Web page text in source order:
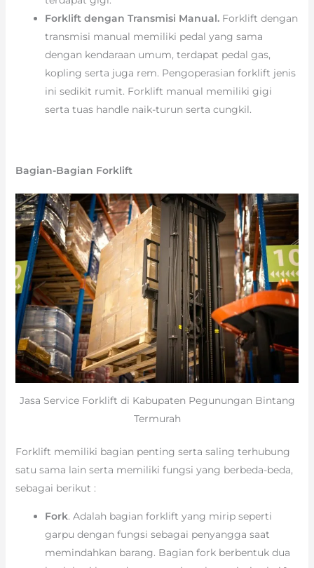
Forklift dengan Transmisi Manual.Forklift dengan
transmisi manual memiliki pedal yang sama
dengan kendaraan umum, terdapat pedal gas,
kopling serta juga rem. Pengoperasian forklift jenis
ini sedikit rumit. Forklift manual memiliki gigi
serta tuas handle naik-turun serta cungkil.
Bagian-Bagian Forklift
Jasa Service Forklift di Kabupaten Pegunungan Bintang
Termurah
Forklift memiliki bagian penting serta saling terhubung
satu sama lain serta memiliki fungsi yang berbeda-beda,
sebagai berikut :
Fork. Adalah bagian forklift yang mirip seperti
garpu dengan fungsi sebagai penyangga saat
memindahkan barang. Bagian fork berbentuk dua